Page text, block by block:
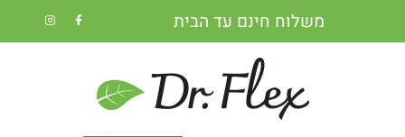
משלוח חינם עד הבית